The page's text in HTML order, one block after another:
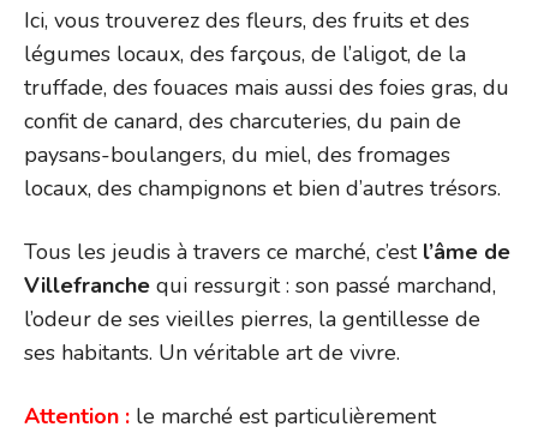
Ici, vous trouverez des fleurs, des fruits et des
légumes locaux, des farçous, de l’aligot, de la
truffade, des fouaces mais aussi des foies gras, du
confit de canard, des charcuteries, du pain de
paysans-boulangers, du miel, des fromages
locaux, des champignons et bien d’autres trésors.
Tous les jeudis à travers ce marché, c’est l’âme de
Villefranche qui ressurgit : son passé marchand,
l’odeur de ses vieilles pierres, la gentillesse de
ses habitants. Un véritable art de vivre.
Attention : le marché est particulièrement